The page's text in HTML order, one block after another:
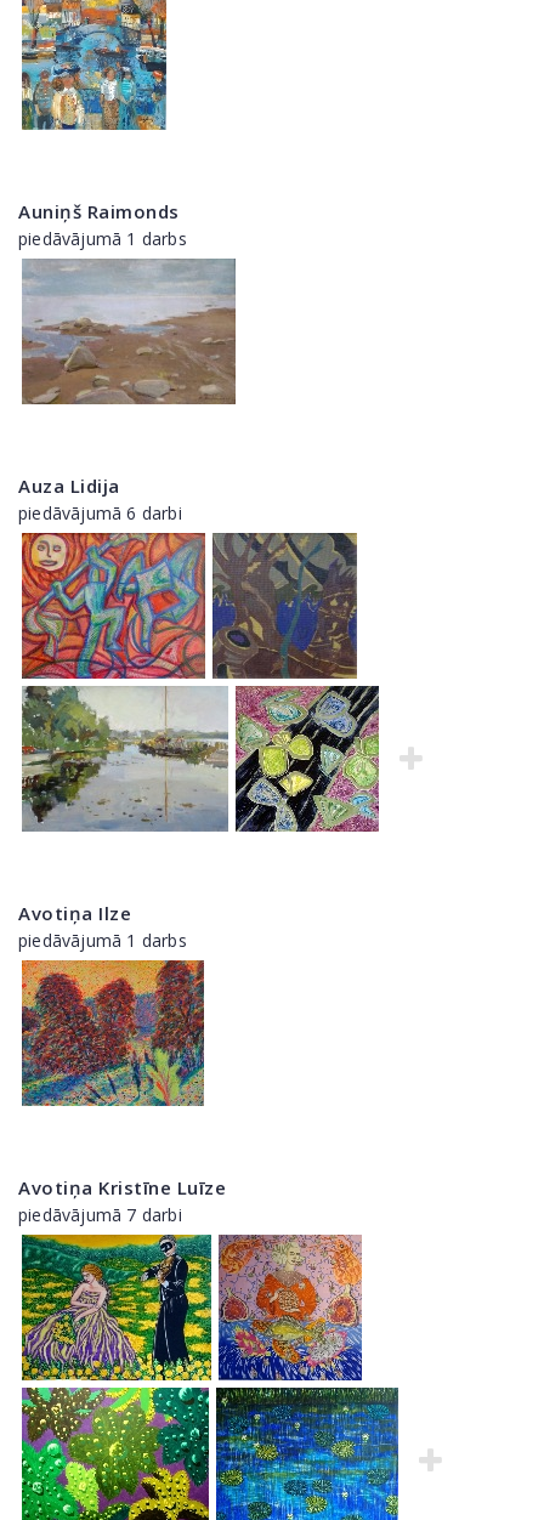
Auniņš Raimonds
piedāvājumā 1 darbs
Auza Lidija
piedāvājumā 6 darbi
Avotiņa Ilze
piedāvājumā 1 darbs
Avotiņa Kristīne Luīze
piedāvājumā 7 darbi